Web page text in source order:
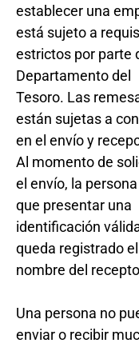
establecer una
está sujeto a
estrictos por parte
Departamento del
Tesoro. Las
están sujetas a
en el envío y
Al momento de
el envío, la
que presentar una
identificación
queda registrado el
nombre del
Una persona no
enviar o recibir